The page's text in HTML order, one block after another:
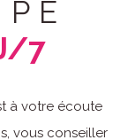
7
à votre écoute
vous conseiller